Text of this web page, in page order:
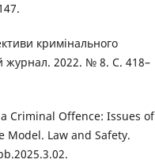
кримінального
журнал. 2022. № 8. С. 418–
Criminal Offence: Issues of
Law and Safety.